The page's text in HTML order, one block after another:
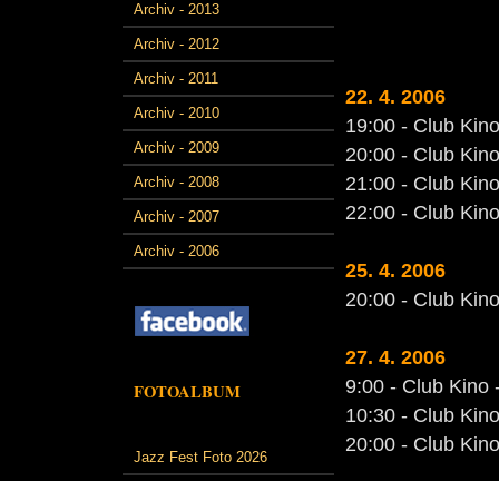
Archiv - 2013
Archiv - 2012
Archiv - 2011
Archiv - 2010
Archiv - 2009
Archiv - 2008
Archiv - 2007
Archiv - 2006
FOTOALBUM
Jazz Fest Foto 2026
22. 4. 2006
19:00 - Club
20:00 - Club
21:00 - Club
22:00 - Club
25. 4. 2006
20:00 - Club
27. 4. 2006
9:00 - Club Kino
10:30 - Club
20:00 - Club